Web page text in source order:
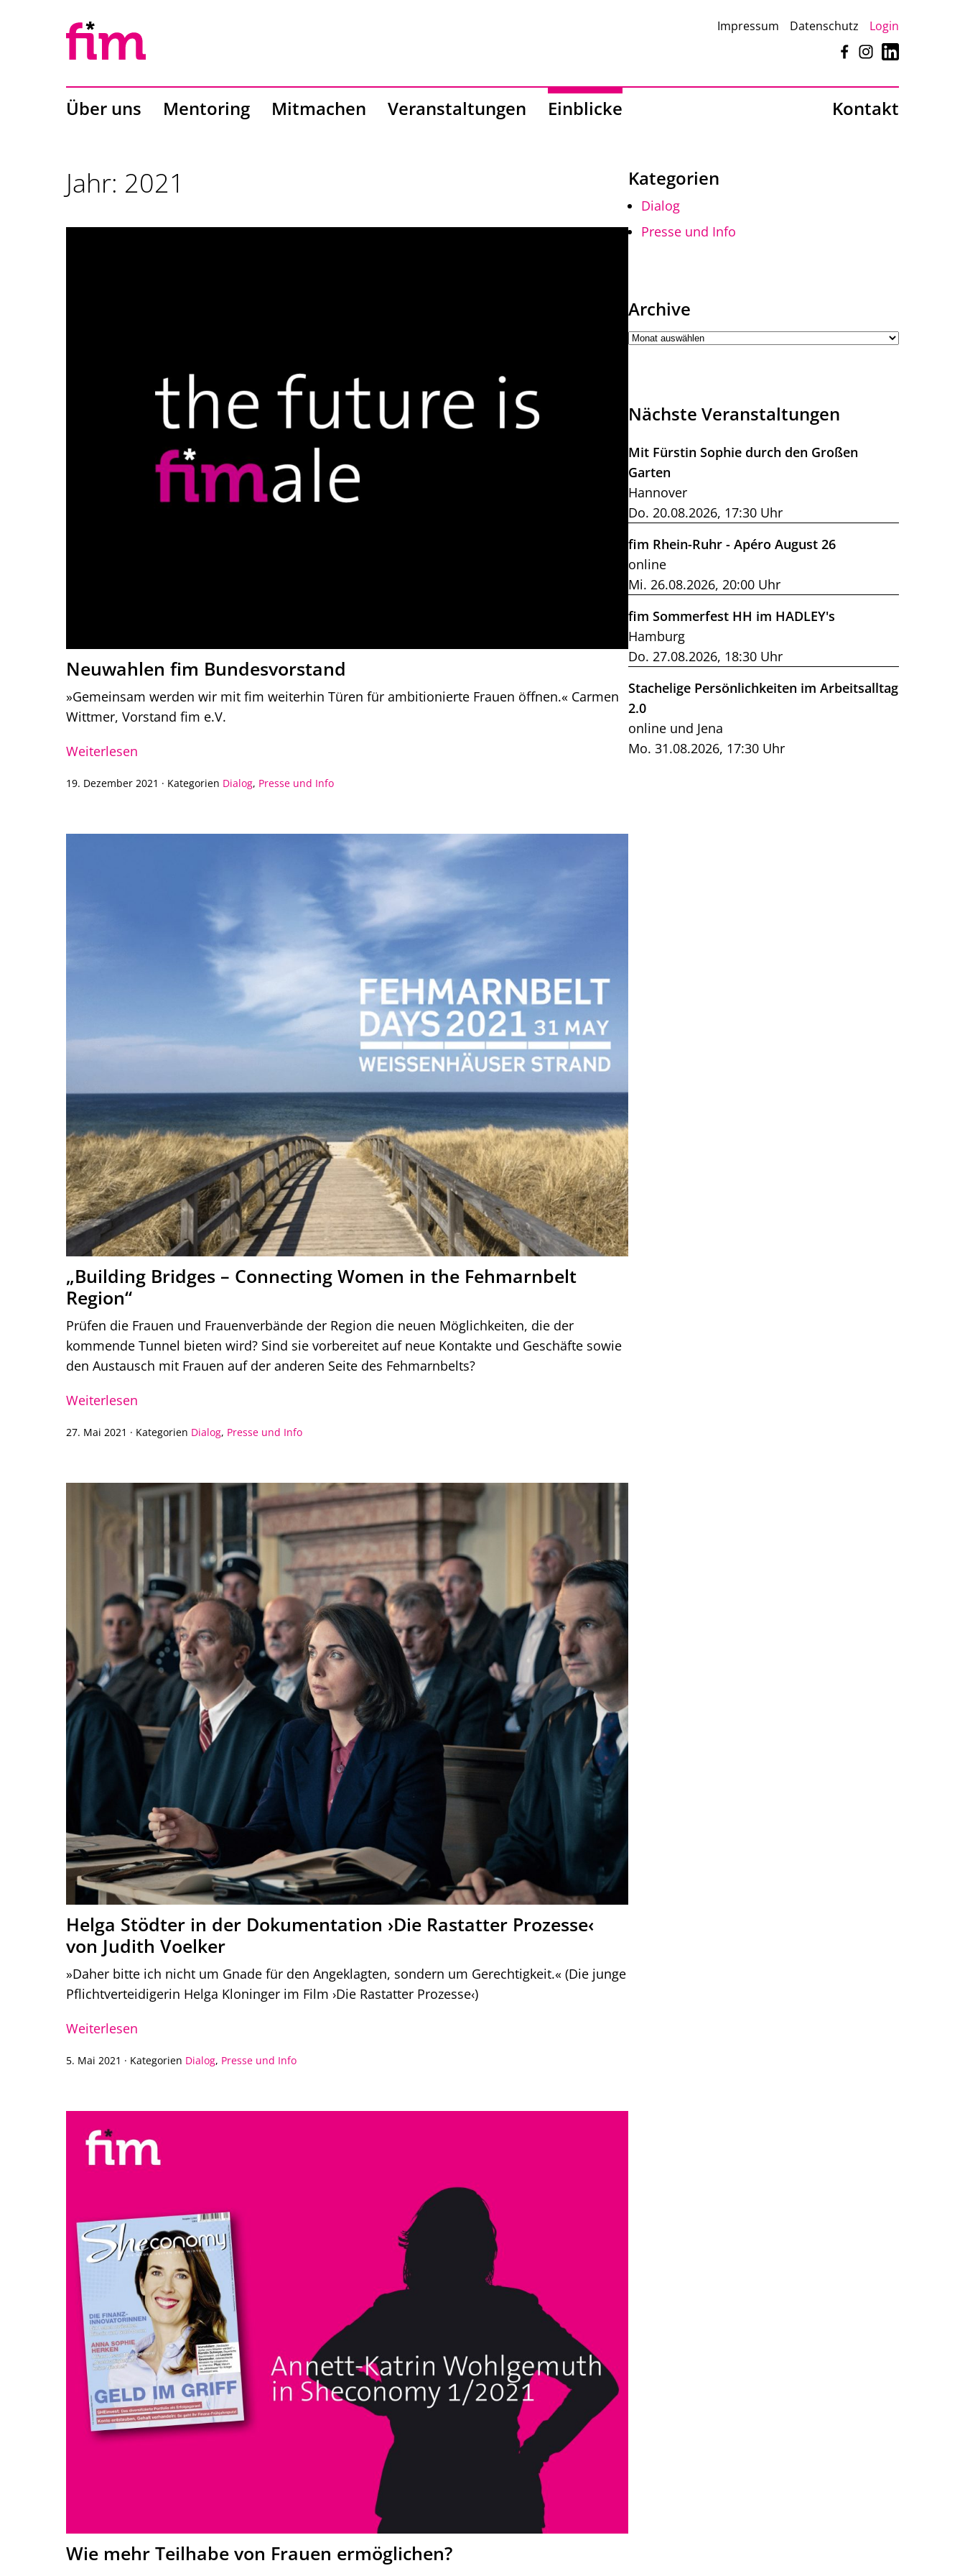
Über uns Mentoring Mitmachen Veranstaltungen Einblicke Kontakt
Impressum Datenschutz Login
Jahr: 2021
Neuwahlen fim Bundesvorstand
»Gemeinsam werden wir mit fim weiterhin Türen für ambitionierte Frauen öffnen.« Carmen
Wittmer, Vorstand fim e.V.
Weiterlesen
19. Dezember 2021 · Kategorien Dialog, Presse und Info
„Building Bridges – Connecting Women in the Fehmarnbelt
Region“
Prüfen die Frauen und Frauenverbände der Region die neuen Möglichkeiten, die der
kommende Tunnel bieten wird? Sind sie vorbereitet auf neue Kontakte und Geschäfte sowie
den Austausch mit Frauen auf der anderen Seite des Fehmarnbelts?
Weiterlesen
27. Mai 2021 · Kategorien Dialog, Presse und Info
Helga Stödter in der Dokumentation ›Die Rastatter Prozesse‹
von Judith Voelker
»Daher bitte ich nicht um Gnade für den Angeklagten, sondern um Gerechtigkeit.« (Die junge
Pflichtverteidigerin Helga Kloninger im Film ›Die Rastatter Prozesse‹)
Weiterlesen
5. Mai 2021 · Kategorien Dialog, Presse und Info
Wie mehr Teilhabe von Frauen ermöglichen?
Kategorien
Dialog
Presse und Info
Archive
Nächste Veranstaltungen
Mit Fürstin Sophie durch den Großen
Garten
Hannover
Do. 20.08.2026, 17:30 Uhr
fim Rhein-Ruhr - Apéro August 26
online
Mi. 26.08.2026, 20:00 Uhr
fim Sommerfest HH im HADLEY's
Hamburg
Do. 27.08.2026, 18:30 Uhr
Stachelige Persönlichkeiten im Arbeitsalltag
2.0
online und Jena
Mo. 31.08.2026, 17:30 Uhr